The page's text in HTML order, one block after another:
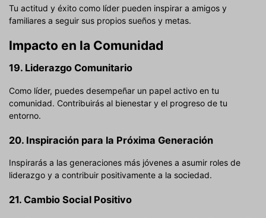
Tu actitud y éxito como líder pueden inspirar a amigos y
familiares a seguir sus propios sueños y metas.
Impacto en la Comunidad
19. Liderazgo Comunitario
Como líder, puedes desempeñar un papel activo en tu
comunidad. Contribuirás al bienestar y el progreso de tu
entorno.
20. Inspiración para la Próxima Generación
Inspirarás a las generaciones más jóvenes a asumir roles de
liderazgo y a contribuir positivamente a la sociedad.
21. Cambio Social Positivo